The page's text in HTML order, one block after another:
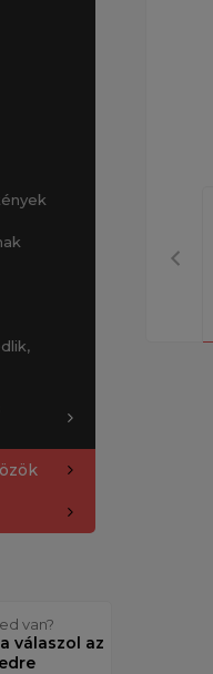
van?
válaszol az